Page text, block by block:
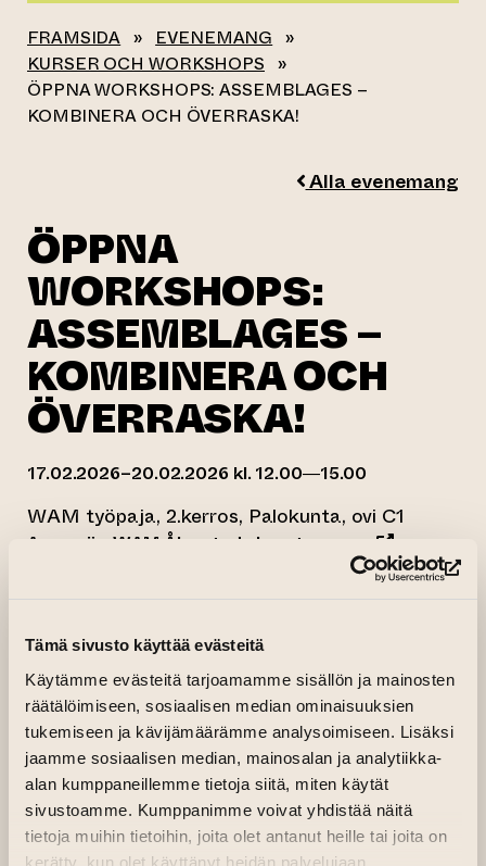
Tämä sivusto käyttää evästeitä
Käytämme evästeitä tarjoamamme sisällön ja mainosten
räätälöimiseen, sosiaalisen median ominaisuuksien
tukemiseen ja kävijämäärämme analysoimiseen. Lisäksi
jaamme sosiaalisen median, mainosalan ja analytiikka-
alan kumppaneillemme tietoja siitä, miten käytät
sivustoamme. Kumppanimme voivat yhdistää näitä
tietoja muihin tietoihin, joita olet antanut heille tai joita on
kerätty, kun olet käyttänyt heidän palvelujaan.
FRAMSIDA » EVENEMANG »
KURSER OCH WORKSHOPS »
ÖPPNA WORKSHOPS: ASSEMBLAGES –
KOMBINERA OCH ÖVERRASKA!
Alla evenemang
ÖPPNA
WORKSHOPS:
ASSEMBLAGES –
KOMBINERA OCH
ÖVERRASKA!
17.02.2026–20.02.2026 kl. 12.00—15.00
WAM työpaja, 2.kerros, Palokunta, ovi C1
Arrangör:WAM Åbo stads konstmuseum (leder till